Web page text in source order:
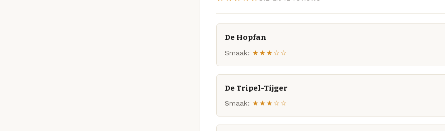
De Hopfan
Smaak: ★★★☆☆
De Tripel-Tijger
Smaak: ★★★☆☆